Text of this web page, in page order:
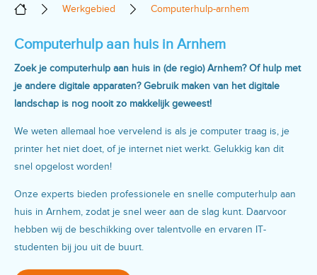
Werkgebied Computerhulp-arnhem
Computerhulp aan huis in Arnhem
Zoek je computerhulp aan huis in (de regio) Arnhem? Of hulp met
je andere digitale apparaten? Gebruik maken van het digitale
landschap is nog nooit zo makkelijk geweest!
We weten allemaal hoe vervelend is als je computer traag is, je
printer het niet doet, of je internet niet werkt. Gelukkig kan dit
snel opgelost worden!
Onze experts bieden professionele en snelle computerhulp aan
huis in Arnhem, zodat je snel weer aan de slag kunt. Daarvoor
hebben wij de beschikking over talentvolle en ervaren IT-
studenten bij jou uit de buurt.